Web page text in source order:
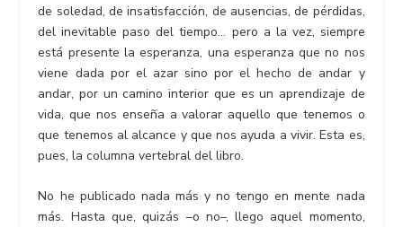
de soledad, de insatisfacción, de ausencias, de pérdidas,
del inevitable paso del tiempo… pero a la vez, siempre
está presente la esperanza, una esperanza que no nos
viene dada por el azar sino por el hecho de andar y
andar, por un camino interior que es un aprendizaje de
vida, que nos enseña a valorar aquello que tenemos o
que tenemos al alcance y que nos ayuda a vivir. Esta es,
pues, la columna vertebral del libro.
No he publicado nada más y no tengo en mente nada
más. Hasta que, quizás –o no–, llego aquel momento,